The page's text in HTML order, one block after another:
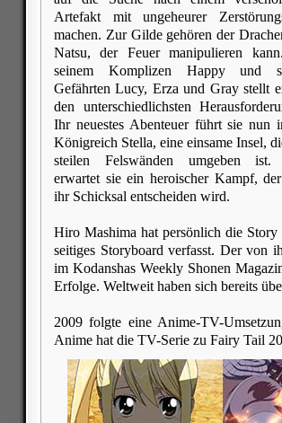
Artefakt mit ungeheurer
machen. Zur Gilde gehören der
Natsu, der Feuer manipulieren
seinem Komplizen Happy und
Gefährten Lucy, Erza und Gray stellt
den unterschiedlichsten
Ihr neuestes Abenteuer führt sie nun
Königreich Stella, eine einsame Insel,
steilen Felswänden umgeben
erwartet sie ein heroischer Kampf,
ihr Schicksal entscheiden wird.
Hiro Mashima hat persönlich die
seitiges Storyboard verfasst. Der von
im Kodanshas Weekly Shonen
Erfolge. Weltweit haben sich bereits
2009 folgte eine Anime-TV-
Anime hat die TV-Serie zu Fairy Tail